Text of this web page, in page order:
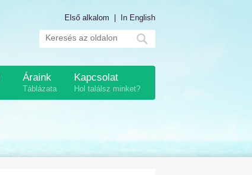
Első alkalom In English
Áraink
Táblázata
Kapcsolat
Hol találsz minket?